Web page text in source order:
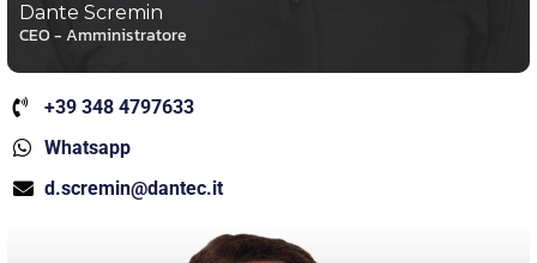
Dante Scremin
CEO - Amministratore
+39 348 4797633
Whatsapp
d.scremin@dantec.it